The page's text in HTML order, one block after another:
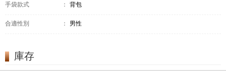
手袋款式 ： 背包
合適性別 ： 男性
庫存